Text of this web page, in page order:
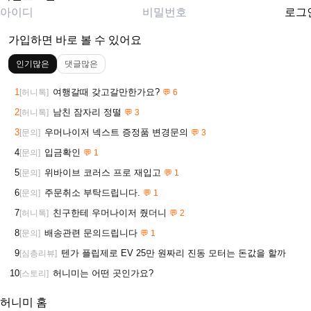
로그
가입하면 바로 볼 수 있어요
인기많은 댓글많은
1[허니톡] 여행갈때 갖고갈만한가요? 💬 6
2[허니톡] 남친 잠자리 정떨 💬 3
3[문의] 우머나이저 넥스트 증정품 변경문의 💬 3
4[문의] 입금확인 💬 1
5[문의] 위바이브 코러스 프로 재입고 💬 1
6[문의] 주문취소 부탁드립니다. 💬 1
7[허니톡] 친구한테 우머나이저 줬더니 💬 2
8[문의] 배송관련 문의드립니다 💬 1
9[심층리뷰] 텐가 플립제로 EV 25만 원짜리 진동 모터는 돈값을 할까
10[스토리] 허니미는 어떤 곳인가요?
허니미 홈